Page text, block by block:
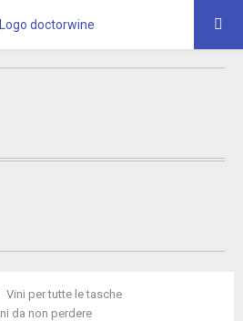
Vini per tutte le tasche
da non perdere